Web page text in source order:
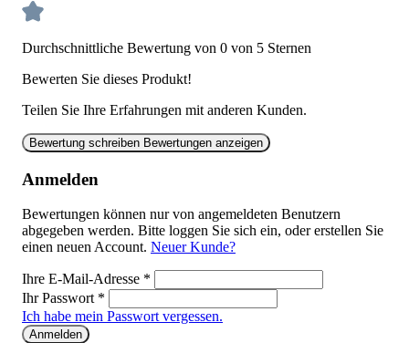
Durchschnittliche Bewertung von 0 von 5 Sternen
Bewerten Sie dieses Produkt!
Teilen Sie Ihre Erfahrungen mit anderen Kunden.
Bewertung schreiben Bewertungen anzeigen
Anmelden
Bewertungen können nur von angemeldeten Benutzern
abgegeben werden. Bitte loggen Sie sich ein, oder erstellen Sie
einen neuen Account. Neuer Kunde?
Ihre E-Mail-Adresse *
Ihr Passwort *
Ich habe mein Passwort vergessen.
Anmelden